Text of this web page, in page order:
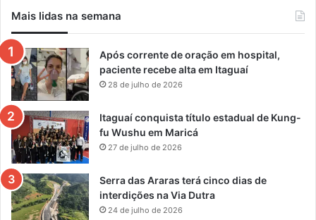
Mais lidas na semana
Após corrente de oração em hospital,
paciente recebe alta em Itaguaí
28 de julho de 2026
Itaguaí conquista título estadual de Kung-
fu Wushu em Maricá
27 de julho de 2026
Serra das Araras terá cinco dias de
interdições na Via Dutra
24 de julho de 2026